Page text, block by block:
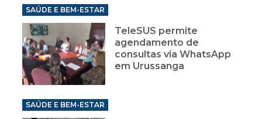
SAÚDE E BEM-ESTAR
TeleSUS permite
agendamento de
consultas via WhatsApp
em Urussanga
SAÚDE E BEM-ESTAR